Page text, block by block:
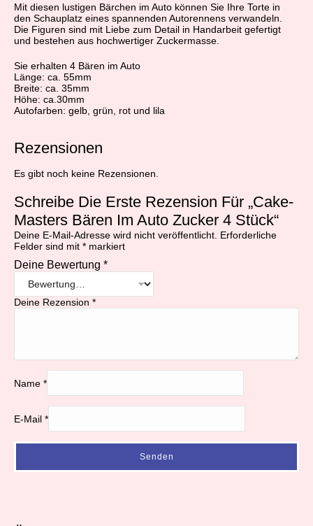
Mit diesen lustigen Bärchen im Auto können Sie Ihre Torte in
den Schauplatz eines spannenden Autorennens verwandeln.
Die Figuren sind mit Liebe zum Detail in Handarbeit gefertigt
und bestehen aus hochwertiger Zuckermasse.
Sie erhalten 4 Bären im Auto
Länge: ca. 55mm
Breite: ca. 35mm
Höhe: ca.30mm
Autofarben: gelb, grün, rot und lila
Rezensionen
Es gibt noch keine Rezensionen.
Schreibe Die Erste Rezension Für „Cake-
Masters Bären Im Auto Zucker 4 Stück“
Deine E-Mail-Adresse wird nicht veröffentlicht. Erforderliche
Felder sind mit * markiert
Deine Bewertung *
Deine Rezension *
Name *
E-Mail *